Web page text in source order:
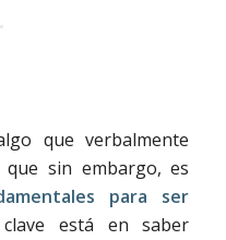
que verbalmente
sin embargo, es
para ser
está en saber